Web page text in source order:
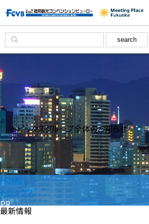
search
トピックスグループ全体のお知らせ
HOME
トピックス
PR
最新情報